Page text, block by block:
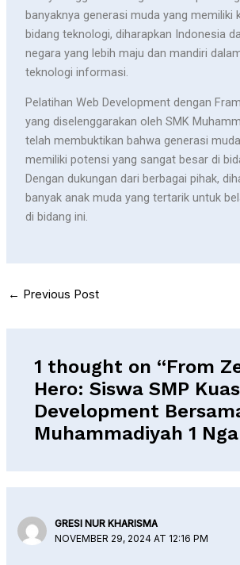
banyaknya generasi muda yang memiliki
bidang teknologi, diharapkan Indonesia
negara yang lebih maju dan mandiri
teknologi informasi.
Pelatihan Web Development dengan
yang diselenggarakan oleh SMK
telah membuktikan bahwa generasi
memiliki potensi yang sangat besar di
Dengan dukungan dari berbagai pihak,
banyak anak muda yang tertarik untuk
di bidang ini.
← Previous Post
1 thought on “From
Hero: Siswa SMP
Development
Muhammadiyah 1
GRESI NUR KHARISMA
NOVEMBER 29, 2024 AT 12:16 PM